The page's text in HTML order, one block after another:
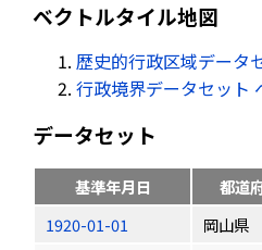
ベクトルタイル地図
歴史的行政区域データ
行政境界データセット
データセット
基準年月日 都道
1920-01-01
岡山県